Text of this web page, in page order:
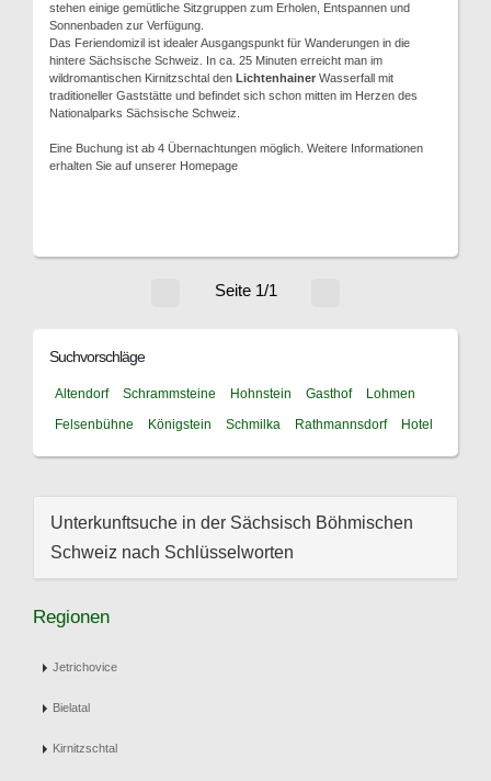
stehen einige gemütliche Sitzgruppen zum Erholen, Entspannen und
Sonnenbaden zur Verfügung.
Das Feriendomizil ist idealer Ausgangspunkt für Wanderungen in die
hintere Sächsische Schweiz. In ca. 25 Minuten erreicht man im
wildromantischen Kirnitzschtal den Lichtenhainer Wasserfall mit
traditioneller Gaststätte und befindet sich schon mitten im Herzen des
Nationalparks Sächsische Schweiz.
Eine Buchung ist ab 4 Übernachtungen möglich. Weitere Informationen
erhalten Sie auf unserer Homepage
Seite 1/1
Suchvorschläge
Altendorf Schrammsteine Hohnstein Gasthof
Lohmen
Felsenbühne
Königstein Schmilka Rathmannsdorf Hotel
Unterkunftsuche in der Sächsisch Böhmischen
Schweiz nach Schlüsselworten
Regionen
Jetrichovice
Bielatal
Kirnitzschtal